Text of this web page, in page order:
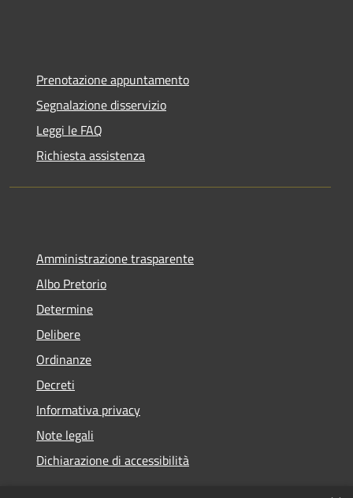
Prenotazione appuntamento
Segnalazione disservizio
Leggi le FAQ
Richiesta assistenza
Amministrazione trasparente
Albo Pretorio
Determine
Delibere
Ordinanze
Decreti
Informativa privacy
Note legali
Dichiarazione di accessibilità